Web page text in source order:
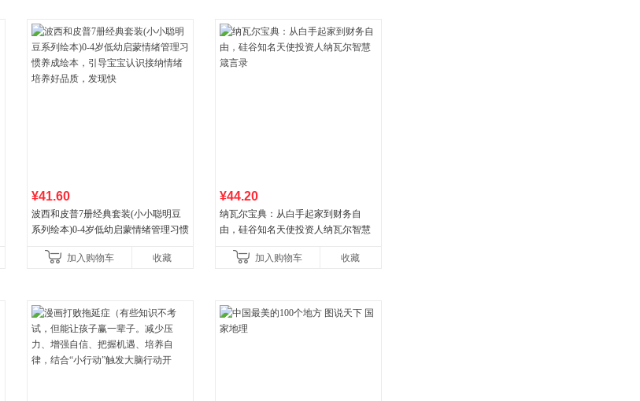
¥41.60
波西和皮普7册经典套装(小小聪明豆
系列绘本)0-4岁低幼启蒙情绪管理习惯
养好品质，发现快
加入购物车 收藏
¥44.20
纳瓦尔宝典：从白手起家到财务自
由，硅谷知名天使投资人纳瓦尔智慧
加入购物车
收藏